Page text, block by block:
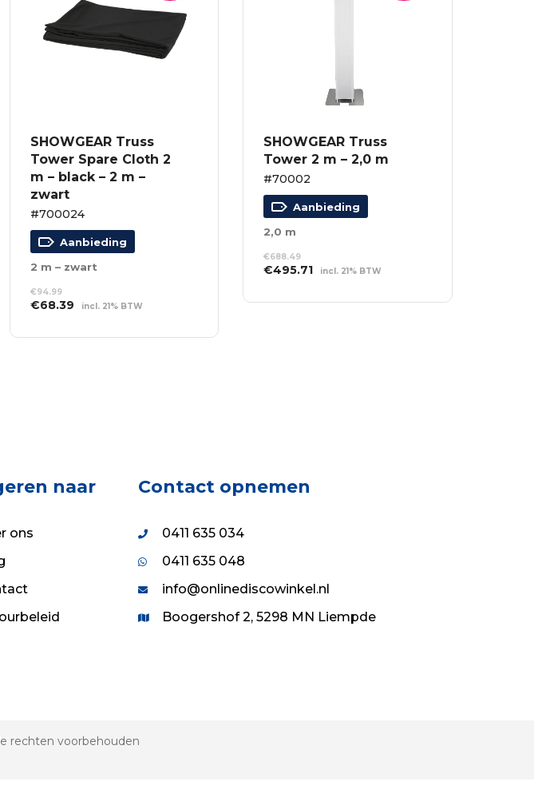
SHOWGEAR Truss
Tower Spare Cloth 2
m – black – 2 m –
zwart
#700024
Aanbieding
2 m – zwart
€94.99
Oorspronkelijke
was:
€68.39Huidige
is:
incl. 21% BTW
WINKELWAGEN
SHOWGEAR Truss
Tower 2 m – 2,0 m
#70002
Aanbieding
2,0 m
€688.49
Oorspronkelijke
was:
€495.71Huidige
is:
incl. 21% BTW
WINKELWAGEN
naar
ons
Contact opnemen
0411 635 034
0411 635 048
info@onlinediscowinkel.nl
Boogershof 2, 5298 MN Liempde
rechten voorbehouden